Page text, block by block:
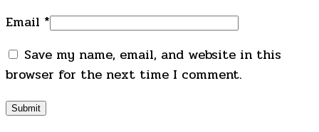
Email *
Save my name, email, and website in this
browser for the next time I comment.